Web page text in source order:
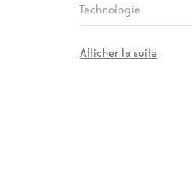
Technologie
Afficher la suite